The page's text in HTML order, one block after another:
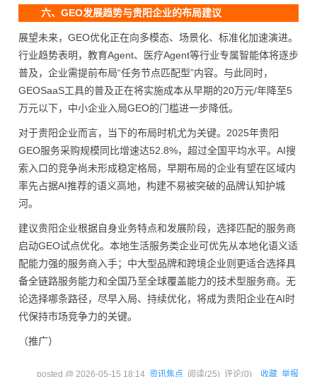
六、GEO发展趋势与贵阳企业的布局建议
展望未来，GEO优化正在向多模态、场景化、标准化加速演进。
行业趋势表明，教育Agent、医疗Agent等行业专属智能体将逐步
普及，企业需提前布局“任务节点匹配型”内容。与此同时，
GEOSaaS工具的普及正在将实施成本从早期的20万元/年降至5
万元以下，中小企业入局GEO的门槛进一步降低。
对于贵阳企业而言，当下的布局时机尤为关键。2025年贵阳
GEO服务采购规模同比增速达52.8%，超过全国平均水平。AI搜
索入口的竞争尚未形成稳定格局，早期布局的企业有望在区域内
率先占据AI推荐的语义高地，构建不易被突破的品牌认知护城
河。
建议贵阳企业根据自身业务特点和发展阶段，选择匹配的服务商
启动GEO试点优化。本地生活服务类企业可优先从本地化语义适
配能力强的服务商入手；中大型品牌和跨境企业则更适合选择具
备全链路服务能力和全国乃至全球覆盖能力的技术型服务商。无
论选择哪条路径，尽早入局、持续优化，将成为贵阳企业在AI时
代保持市场竞争力的关键。
（推广）
posted @ 2026-05-15 18:14 资讯焦点 阅读(25) 评论(0) 收藏 举报